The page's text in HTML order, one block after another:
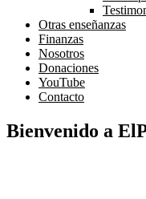
Otras enseñanzas
Finanzas
Nosotros
Donaciones
YouTube
Contacto
Bienvenido a